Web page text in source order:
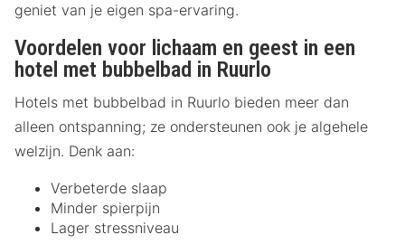
geniet van je eigen spa-ervaring.
Voordelen voor lichaam en geest in een
hotel met bubbelbad in Ruurlo
Hotels met bubbelbad in Ruurlo bieden meer dan
alleen ontspanning; ze ondersteunen ook je algehele
welzijn. Denk aan:
Verbeterde slaap
Minder spierpijn
Lager stressniveau